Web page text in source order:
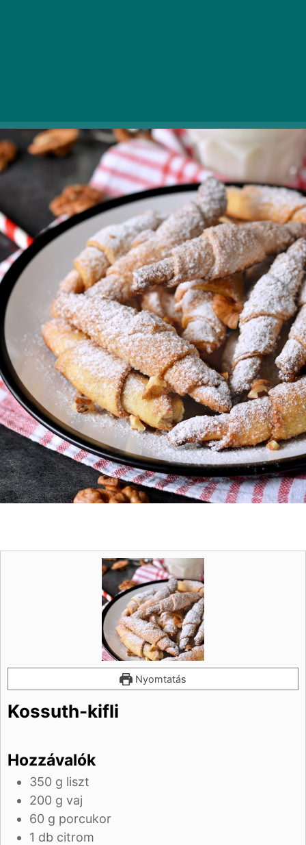
Nyomtatás
Kossuth-kifli
Hozzávalók
350 g liszt
200 g vaj
60 g porcukor
1 db citrom